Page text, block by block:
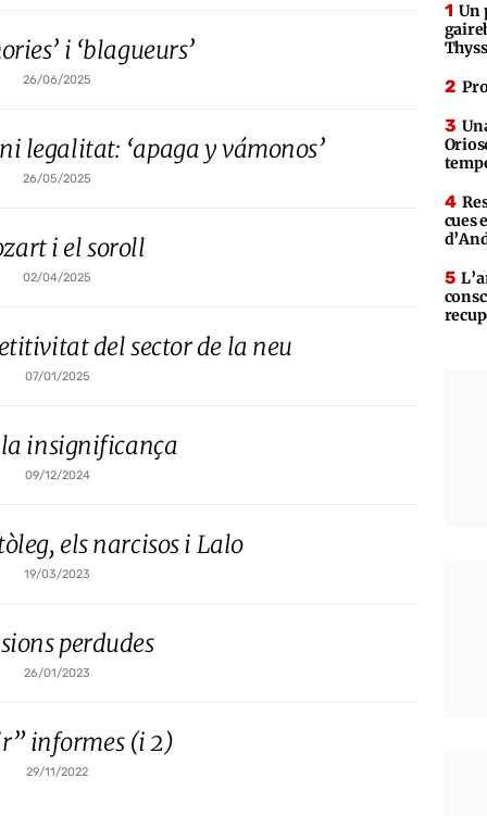
i ‘blagueurs’
26/06/2025
legalitat: ‘apaga y vámonos’
26/05/2025
i el soroll
02/04/2025
del sector de la neu
07/01/2025
la insignificança
09/12/2024
els narcisos i Lalo
19/03/2023
perdudes
26/01/2023
informes (i 2)
29/11/2022
Un
cues